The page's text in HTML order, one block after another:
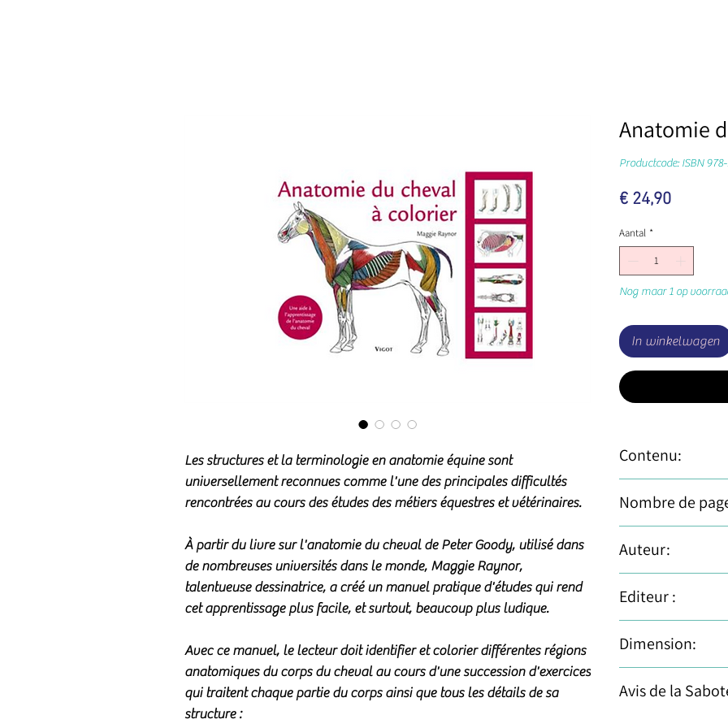
Les structures et la terminologie en anatomie équine sont
universellement reconnues comme l'une des principales difficultés
rencontrées au cours des études des métiers équestres et vétérinaires.
À partir du livre sur l'anatomie du cheval de Peter Goody, utilisé dans
de nombreuses universités dans le monde, Maggie Raynor,
talentueuse dessinatrice, a créé un manuel pratique d'études qui rend
cet apprentissage plus facile, et surtout, beaucoup plus ludique.
Avec ce manuel, le lecteur doit identifier et colorier différentes régions
anatomiques du corps du cheval au cours d'une succession d'exercices
qui traitent chaque partie du corps ainsi que tous les détails de sa
structure :
Anatomie
Productcode: ISBN
€ 24,90Prijs
Aantal *
Nog maar 1 op
In winkelwagen
Contenu:
différentes régions
au cours d'une
chaque partie du
Les ligaments,
Les vaisseaux
lymphatiques
La tête
Nombre de
Auteur:
Editeur :
Dimension:
Avis de la